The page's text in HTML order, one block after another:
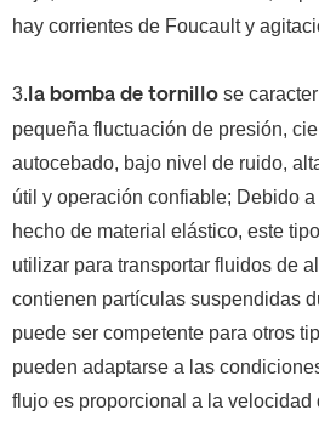
hay corrientes de Foucault y
3. la bomba de tornillo se
pequeña fluctuación de presión,
autocebado, bajo nivel de ruido,
útil y operación confiable; Debido
hecho de material elástico, este
utilizar para transportar fluidos de
contienen partículas suspendidas
puede ser competente para otros
pueden adaptarse a las
flujo es proporcional a la velocidad